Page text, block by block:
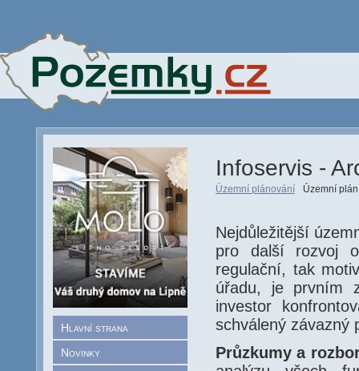
Hlavní strana
Novinky
Infoservis -
Územní plánování Územní plán
Nejdůležitější
pro další rozvoj
regulační, tak
úřadu, je prvním
investor
schválený závazný
Průzkumy a